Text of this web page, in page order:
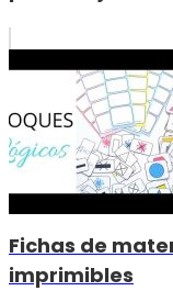
Fichas de
imprimibles